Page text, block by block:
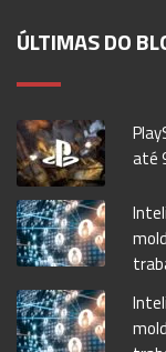
ÚLTIMAS DO
até